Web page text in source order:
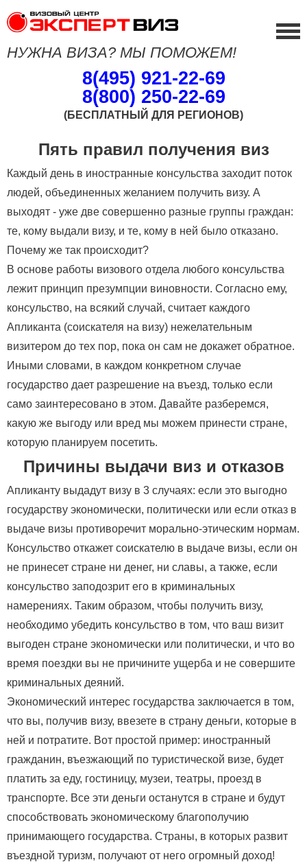
НУЖНА ВИЗА? МЫ ПОМОЖЕМ!
8(495) 921-22-69
8(800) 250-22-69
(БЕСПЛАТНЫЙ ДЛЯ РЕГИОНОВ)
Пять правил получения виз
Каждый день в иностранные консульства заходит поток
людей, объединенных желанием получить визу. А
выходят - уже две совершенно разные группы граждан:
те, кому выдали визу, и те, кому в ней было отказано.
Почему же так происходит?
В основе работы визового отдела любого консульства
лежит принцип презумпции виновности. Согласно ему,
консульство, на всякий случай, считает каждого
Апликанта (соискателя на визу) нежелательным
визитером до тех пор, пока он сам не докажет обратное.
Иными словами, в каждом конкретном случае
государство дает разрешение на въезд, только если
само заинтересовано в этом. Давайте разберемся,
какую же выгоду или вред мы можем принести стране,
которую планируем посетить.
Причины выдачи виз и отказов
Апликанту выдадут визу в 3 случаях: если это выгодно
государству экономически, политически или если отказ в
выдаче визы противоречит морально-этическим нормам.
Консульство откажет соискателю в выдаче визы, если он
не принесет стране ни денег, ни славы, а также, если
консульство заподозрит его в криминальных
намерениях. Таким образом, чтобы получить визу,
необходимо убедить консульство в том, что ваш визит
выгоден стране экономически или политически, и что во
время поездки вы не причините ущерба и не совершите
криминальных деяний.
Экономический интерес государства заключается в том,
что вы, получив визу, ввезете в страну деньги, которые в
ней и потратите. Вот простой пример: иностранный
гражданин, въезжающий по туристической визе, будет
платить за еду, гостиницу, музеи, театры, проезд в
транспорте. Все эти деньги останутся в стране и будут
способствовать экономическому благополучию
принимающего государства. Страны, в которых развит
въездной туризм, получают от него огромный доход!